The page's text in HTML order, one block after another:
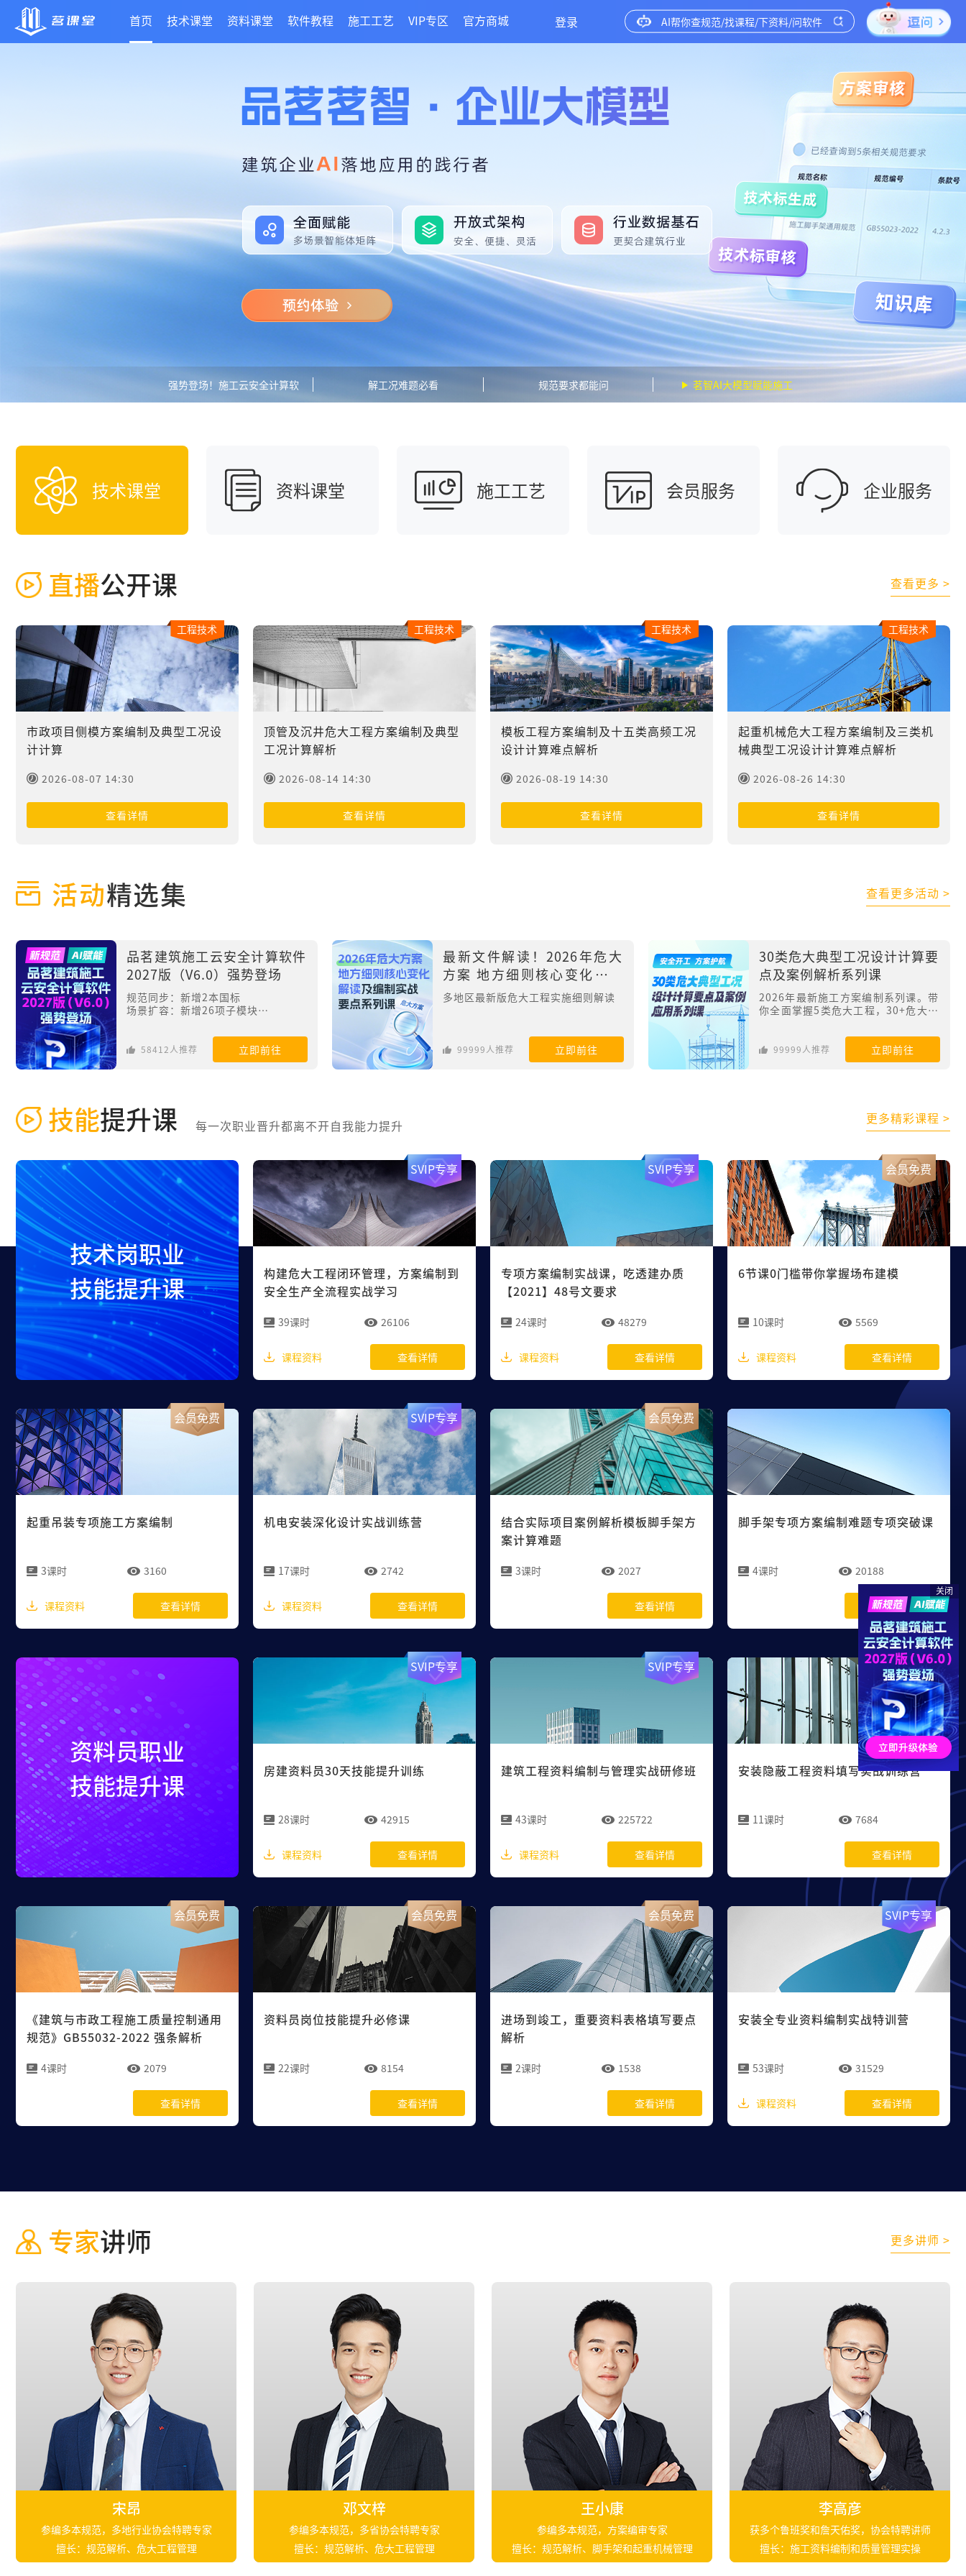
首页 技术课堂 资料课堂 软件教程 施工工艺 VIP专区 官方商城 登录
强势登场！施工云安全计算软
件V6.0
解工况难题必看 规范要求都能问 茗智AI大模型赋能施工
技术课堂 资料课堂 施工工艺 会员服务 企业服务
直播公开课 查看更多 >
市政项目侧模方案编制及典型工况设
计计算
2026-08-07 14:30
查看详情
工程技术
顶管及沉井危大工程方案编制及典型
工况计算解析
2026-08-14 14:30
查看详情
工程技术
模板工程方案编制及十五类高频工况
设计计算难点解析
2026-08-19 14:30
查看详情
工程技术
起重机械危大工程方案编制及三类机
械典型工况设计计算难点解析
2026-08-26 14:30
查看详情
工程技术
活动精选集 查看更多活动 >
品茗建筑施工云安全计算软件
2027版（V6.0）强势登场
规范同步：新增2本国标
场景扩容：新增26项子模块
效率升级：新增AI编方案+工艺库
58412人推荐 立即前往
最新文件解读！2026年危大
方案 地方细则核心变化解读
及编制实战要点系列课
多地区最新版危大工程实施细则解读
99999人推荐 立即前往
30类危大典型工况设计计算要
点及案例解析系列课
2026年最新施工方案编制系列课。带
你全面掌握5类危大工程，30+危大典
99999人推荐 立即前往
技能提升课 每一次职业晋升都离不开自我能力提升 更多精彩课程 >
技术岗职业
技能提升课
SVIP专享
构建危大工程闭环管理，方案编制到
安全生产全流程实战学习
39课时 26106
课程资料 查看详情
SVIP专享
专项方案编制实战课，吃透建办质
【2021】48号文要求
24课时 48279
课程资料 查看详情
会员免费
6节课0门槛带你掌握场布建模
10课时 5569
课程资料 查看详情
会员免费
起重吊装专项施工方案编制
3课时 3160
课程资料 查看详情
SVIP专享
机电安装深化设计实战训练营
17课时 2742
课程资料 查看详情
会员免费
结合实际项目案例解析模板脚手架方
案计算难题
3课时 2027
查看详情
脚手架专项方案编制难题专项突破课
4课时 20188
查看详情
资料员职业
技能提升课
SVIP专享
房建资料员30天技能提升训练
28课时 42915
课程资料 查看详情
SVIP专享
建筑工程资料编制与管理实战研修班
43课时 225722
课程资料 查看详情
SVIP专享
安装隐蔽工程资料填写实战训练营
11课时 7684
查看详情
会员免费
《建筑与市政工程施工质量控制通用
规范》GB55032-2022 强条解析
4课时 2079
查看详情
会员免费
资料员岗位技能提升必修课
22课时 8154
查看详情
会员免费
进场到竣工，重要资料表格填写要点
解析
2课时 1538
查看详情
SVIP专享
安装全专业资料编制实战特训营
53课时 31529
课程资料 查看详情
专家讲师 更多讲师 >
宋昂
参编多本规范，多地行业协会特聘专家
擅长：规范解析、危大工程管理
邓文梓
参编多本规范，多省协会特聘专家
擅长：规范解析、危大工程管理
王小康
参编多本规范，方案编审专家
擅长：规范解析、脚手架和起重机械管理
李高彦
获多个鲁班奖和詹天佑奖，协会特聘讲师
擅长：施工资料编制和质量管理实操
关闭